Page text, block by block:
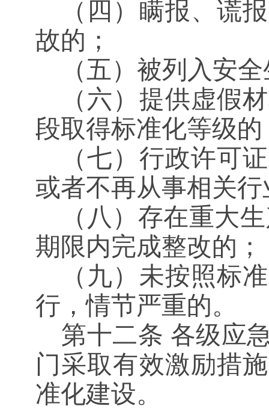
（四）瞒报、谎
故的；
（五）被列入安
（六）提供虚假
段取得标准化等级的
（七）行政许可
或者不再从事相关
（八）存在重大
期限内完成整改的；
（九）未按照标
行，情节严重的。
第十二条 各级应
门采取有效激励措
准化建设。